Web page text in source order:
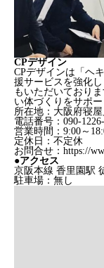
CPデザイン
CPデザインは「ヘ
援サービスを強化
もいただいており
い体づくりをサポー
所在地：大阪府寝
電話番号：090-
営業時間：9:00～
定休日：不定休
お問合せ：https://
●アクセス
京阪本線 香里園駅
駐車場：無し